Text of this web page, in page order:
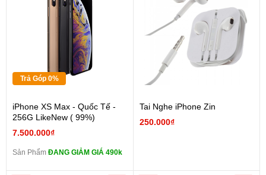
Trả Góp 0%
iPhone XS Max - Quốc Tế -
256G LikeNew ( 99%)
7.500.000₫
Sản Phẩm ĐANG GIẢM GIÁ 490k
Tai Nghe iPhone Zin
250.000₫